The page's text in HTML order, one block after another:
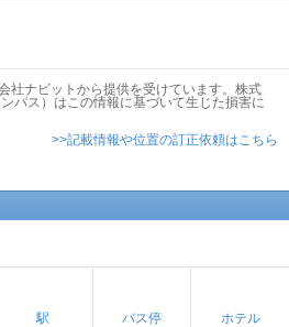
社ナビットから提供を受けています。株式
パス）はこの情報に基づいて生じた損害に
>>記載情報や位置の訂正依頼はこちら
駅 バス停 ホテル